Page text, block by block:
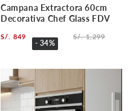
Campana Extractora 60cm
Decorativa Chef Glass FDV
S/. 849
- 34%
S/. 1,299